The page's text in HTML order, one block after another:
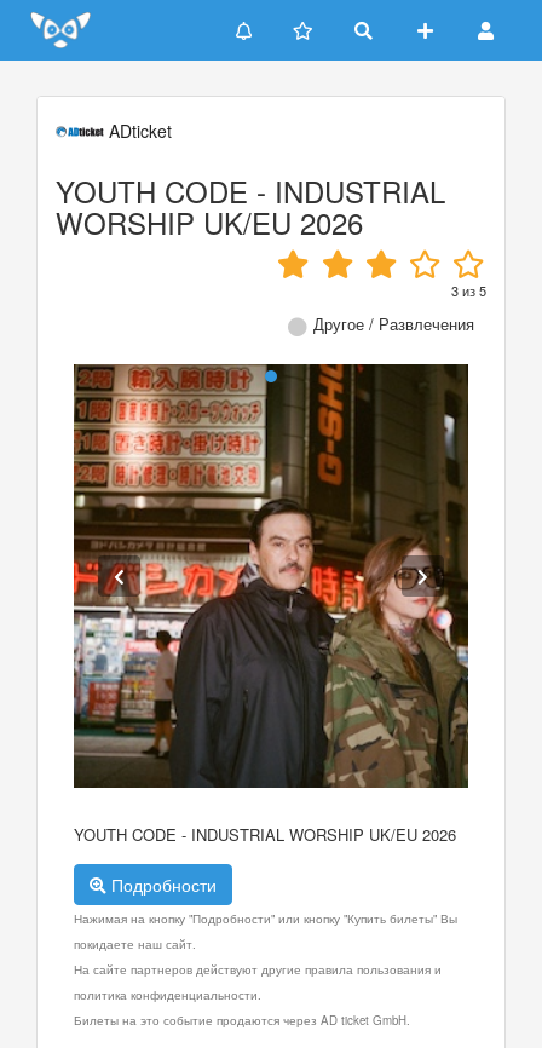
Update cookies preferences
ADticket
YOUTH CODE - INDUSTRIAL
WORSHIP UK/EU 2026
3из5
Другое / Развлечения
YOUTH CODE - INDUSTRIAL WORSHIP UK/EU 2026
Подробности
Нажимая на кнопку "Подробности" или кнопку "Купить билеты" Вы
покидаете наш сайт.
На сайте партнеров действуют другие правила пользования и
политика конфиденциальности.
Билеты на это событие продаются через AD ticket GmbH.